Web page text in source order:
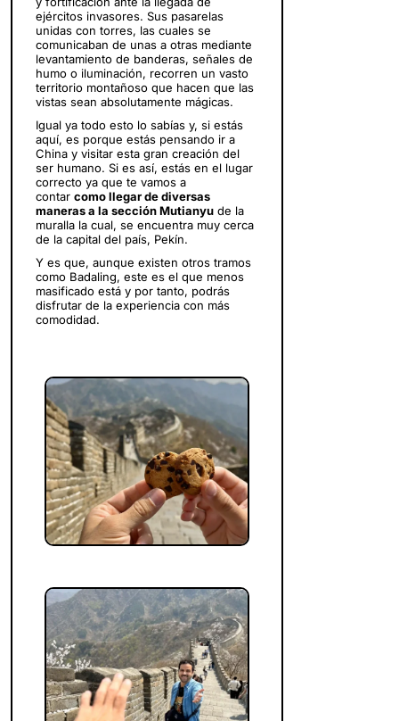
ejércitos invasores. Sus pasarelas
unidas con torres, las cuales se
comunicaban de unas a otras mediante
levantamiento de banderas, señales de
humo o iluminación, recorren un vasto
territorio montañoso que hacen que las
vistas sean absolutamente mágicas.
Igual ya todo esto lo sabías y, si estás
aquí, es porque estás pensando ir a
China y visitar esta gran creación del
ser humano. Si es así, estás en el lugar
correcto ya que te vamos a
contar como llegar de diversas
maneras a la sección Mutianyu de la
muralla la cual, se encuentra muy cerca
de la capital del país, Pekín.
Y es que, aunque existen otros tramos
como Badaling, este es el que menos
masificado está y por tanto, podrás
disfrutar de la experiencia con más
comodidad.